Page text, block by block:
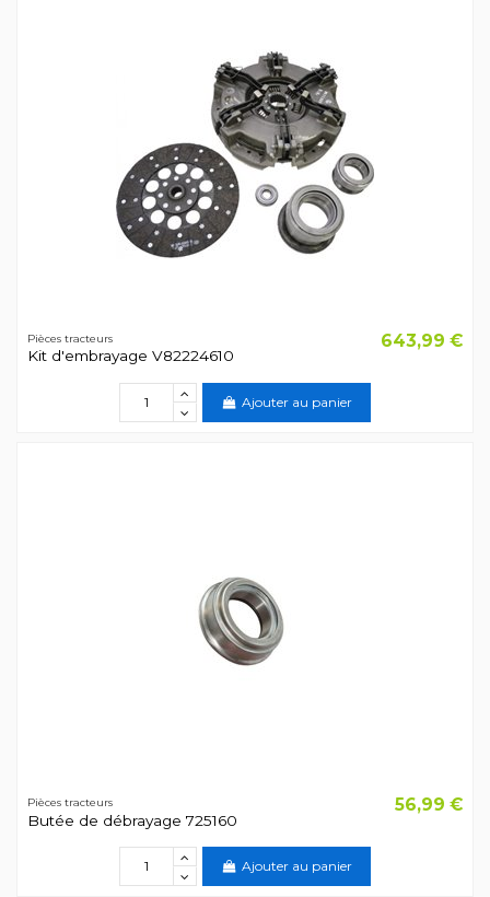
Pièces tracteurs
Kit d'embrayage V82224610
643,99 €
Ajouter au panier
Pièces tracteurs
Butée de débrayage 725160
56,99 €
Ajouter au panier